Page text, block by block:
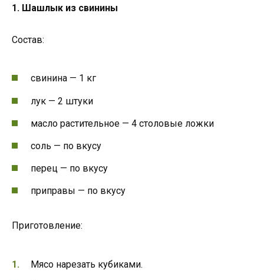
1. Шашлык из свинины
Состав:
свинина — 1 кг
лук — 2 штуки
масло растительное — 4 столовые ложки
соль — по вкусу
перец — по вкусу
приправы — по вкусу
Приготовление:
Мясо нарезать кубиками.